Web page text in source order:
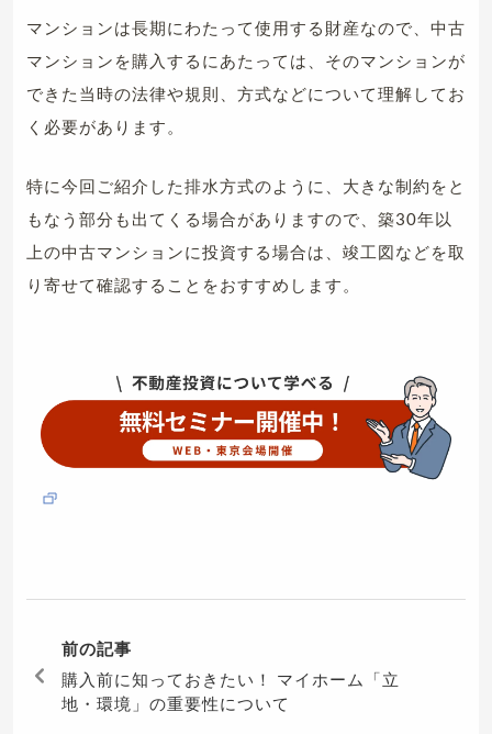
マンションは長期にわたって使用する財産なので、中古
マンションを購入するにあたっては、そのマンションが
できた当時の法律や規則、方式などについて理解してお
く必要があります。
特に今回ご紹介した排水方式のように、大きな制約をと
もなう部分も出てくる場合がありますので、築30年以
上の中古マンションに投資する場合は、竣工図などを取
り寄せて確認することをおすすめします。
前の記事
購入前に知っておきたい！ マイホーム「立
地・環境」の重要性について